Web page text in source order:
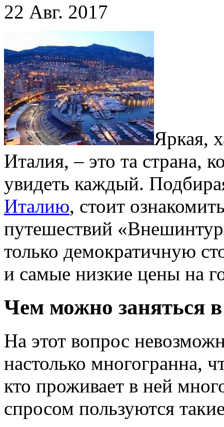
22 Авг. 2017
Яркая,
Италия, – это та страна,
увидеть каждый.
Италию, стоит
путешествий
только демократичную
и самые низкие цены на
Чем можно заняться
На этот вопрос
настолько многогранна,
кто проживает в ней
спросом пользуются